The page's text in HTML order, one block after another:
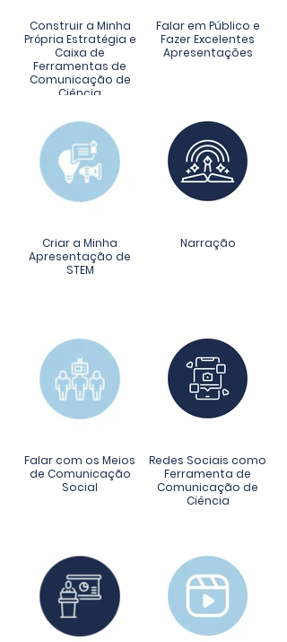
Construir a Minha
Própria Estratégia e
Caixa de
Ferramentas de
Comunicação de
Ciência
Falar em Público e
Fazer Excelentes
Apresentações
Criar a Minha
Apresentação de
STEM
Narração
Falar com os Meios
de Comunicação
Social
Redes Sociais como
Ferramenta de
Comunicação de
Ciência